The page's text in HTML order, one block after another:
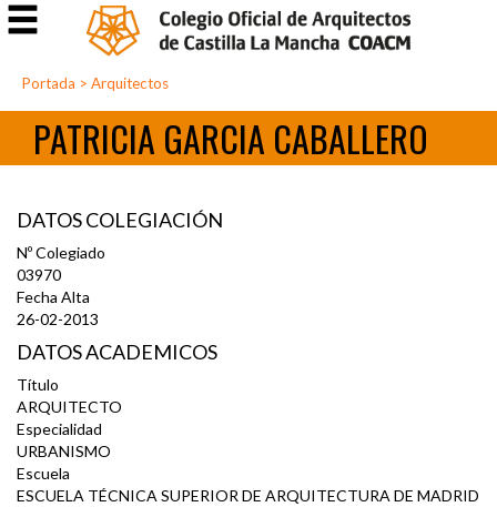
Portada > Arquitectos
PATRICIA GARCIA CABALLERO
DATOS COLEGIACIÓN
Nº Colegiado
03970
Fecha Alta
26-02-2013
DATOS ACADEMICOS
Título
ARQUITECTO
Especialidad
URBANISMO
Escuela
ESCUELA TÉCNICA SUPERIOR DE ARQUITECTURA DE MADRID